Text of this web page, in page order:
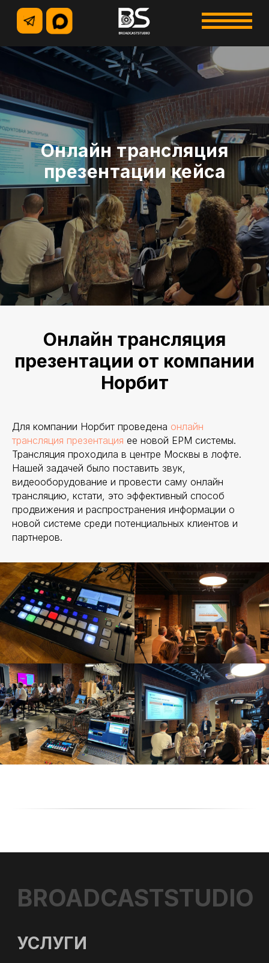
УСЛУГИ
+7 (495) 500-96-73
+7 (926) 914-12-85
Онлайн трансляция
презентации кейса
Онлайн трансляция
презентации от компании
Норбит
Для компании Норбит проведена онлайн
трансляция презентация ее новой EPM системы.
Трансляция проходила в центре Москвы в лофте.
Нашей задачей было поставить звук,
видеооборудование и провести саму онлайн
трансляцию, кстати, это эффективный способ
продвижения и распространения информации о
новой системе среди потенциальных клиентов и
партнеров.
УСЛУГИ
ИНТЕРНЕТ НА ПЛОЩАДКУ
BROADCASTSTUDIO
Техническое обеспечение мероприятия
Видеосъемка / видеопроизводство
Организация онлайн / видеотрансляций
Репортажная фотосъемка
Стримы и съемка в студии